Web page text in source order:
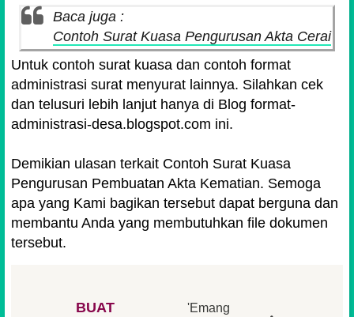
Baca juga :
Contoh Surat Kuasa Pengurusan Akta Cerai
Untuk contoh surat kuasa dan contoh format
administrasi surat menyurat lainnya. Silahkan cek
dan telusuri lebih lanjut hanya di Blog format-
administrasi-desa.blogspot.com ini.
Demikian ulasan terkait Contoh Surat Kuasa
Pengurusan Pembuatan Akta Kematian. Semoga
apa yang Kami bagikan tersebut dapat berguna dan
membantu Anda yang membutuhkan file dokumen
tersebut.
BUAT
'Emang